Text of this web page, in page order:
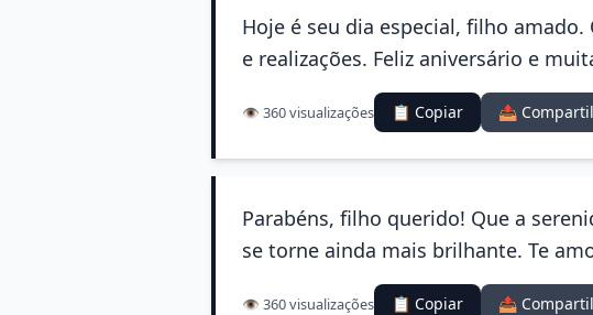
Hoje é seu dia especial, filho
e realizações. Feliz aniversário e
👁️ 360 visualizações 📋 Copiar 📤
Parabéns, filho querido! Que a
se torne ainda mais brilhante. Te
👁️ 360 visualizações 📋 Copiar 📤